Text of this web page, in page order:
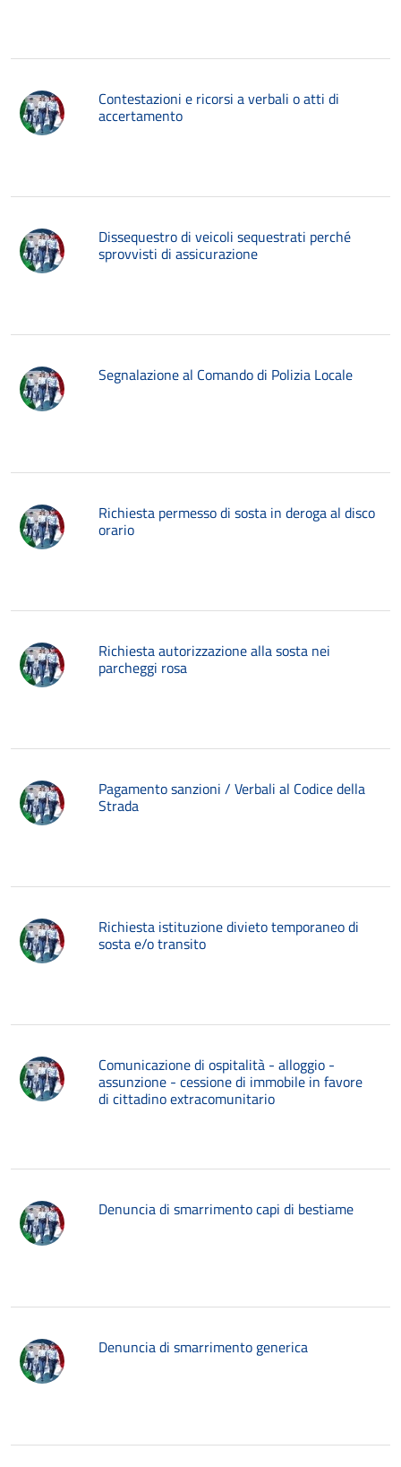
Contestazioni e ricorsi a verbali o atti di
accertamento
Dissequestro di veicoli sequestrati perché
sprovvisti di assicurazione
Segnalazione al Comando di Polizia Locale
Richiesta permesso di sosta in deroga al disco
orario
Richiesta autorizzazione alla sosta nei
parcheggi rosa
Pagamento sanzioni / Verbali al Codice della
Strada
Richiesta istituzione divieto temporaneo di
sosta e/o transito
Comunicazione di ospitalità - alloggio -
assunzione - cessione di immobile in favore
di cittadino extracomunitario
Denuncia di smarrimento capi di bestiame
Denuncia di smarrimento generica